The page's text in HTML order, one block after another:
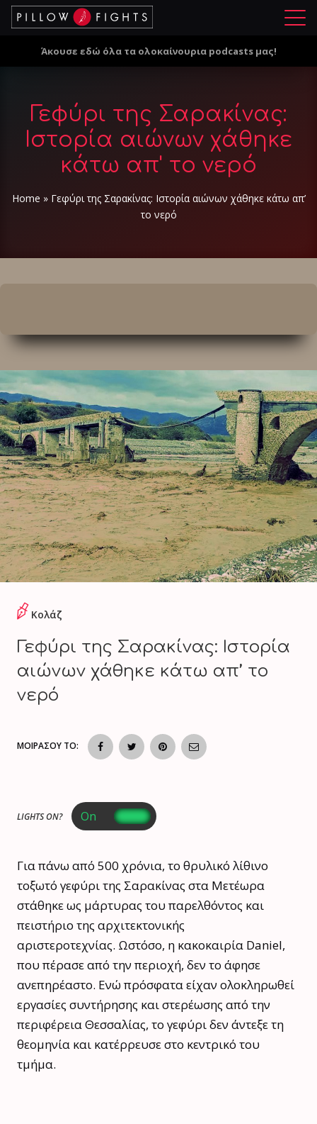
Μ
ο
Άκουσε εδώ όλα τα ολοκαίνουρια podcasts μας!
Γεφύρι της Σαρακίνας:
Ιστορία αιώνων χάθηκε
κάτω απ' το νερό
Home » Γεφύρι της Σαρακίνας: Ιστορία αιώνων χάθηκε κάτω απ’
το νερό
Κολάζ
Γεφύρι της Σαρακίνας: Ιστορία
αιώνων χάθηκε κάτω απ’ το
νερό
ΜΟΙΡΑΣΟΥ ΤΟ:
LIGHTS ON?
Για πάνω από 500 χρόνια, το θρυλικό λίθινο
τοξωτό γεφύρι της Σαρακίνας στα Μετέωρα
στάθηκε ως μάρτυρας του παρελθόντος και
πειστήριο της αρχιτεκτονικής
αριστεροτεχνίας. Ωστόσο, η κακοκαιρία Daniel,
που πέρασε από την περιοχή, δεν το άφησε
ανεπηρέαστο. Ενώ πρόσφατα είχαν ολοκληρωθεί
εργασίες συντήρησης και στερέωσης από την
περιφέρεια Θεσσαλίας, το γεφύρι δεν άντεξε τη
θεομηνία και κατέρρευσε στο κεντρικό του
τμήμα.